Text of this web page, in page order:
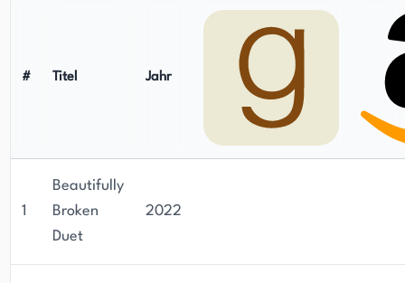
# Titel Jahr
1
Beautifully
Broken
Duet
2022